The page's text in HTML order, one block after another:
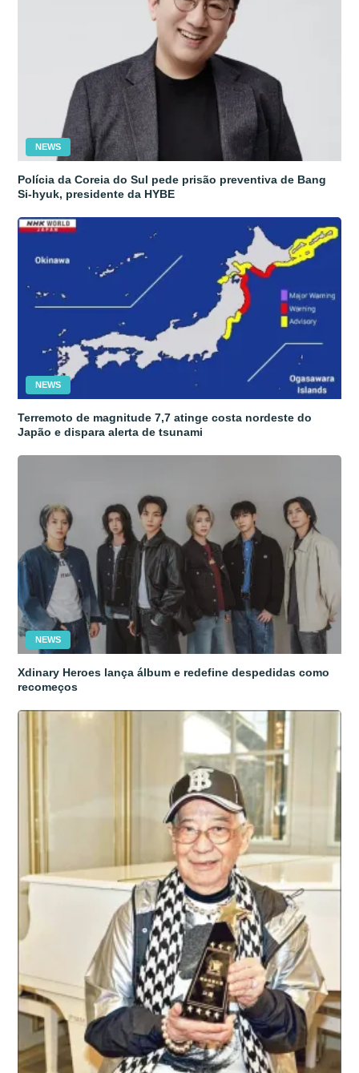
NEWS
Polícia da Coreia do Sul pede prisão preventiva de Bang
Si-hyuk, presidente da HYBE
NEWS
Terremoto de magnitude 7,7 atinge costa nordeste do
Japão e dispara alerta de tsunami
NEWS
Xdinary Heroes lança álbum e redefine despedidas como
recomeços